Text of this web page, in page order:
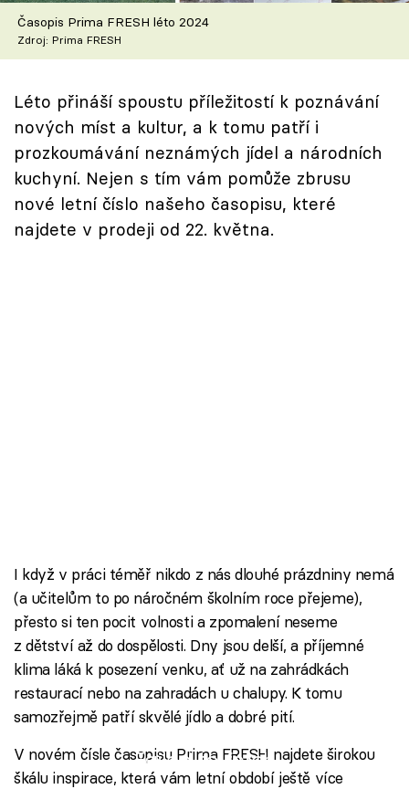
Speciál: Cuketa
Sledujte prima+
Přihlášení
Sledujte nás
Časopis Prima FRESH léto 2024
Zdroj: Prima FRESH
Léto přináší spoustu příležitostí k poznávání
nových míst a kultur, a k tomu patří i
prozkoumávání neznámých jídel a národních
kuchyní. Nejen s tím vám pomůže zbrusu
nové letní číslo našeho časopisu, které
najdete v prodeji od 22. května.
I když v práci téměř nikdo z nás dlouhé prázdniny nemá
(a učitelům to po náročném školním roce přejeme),
přesto si ten pocit volnosti a zpomalení neseme
z dětství až do dospělosti. Dny jsou delší, a příjemné
klima láká k posezení venku, ať už na zahrádkách
restaurací nebo na zahradách u chalupy. K tomu
samozřejmě patří skvělé jídlo a dobré pití.
Failed to fetch
V novém čísle časopisu Prima FRESH najdete širokou
škálu inspirace, která vám letní období ještě více